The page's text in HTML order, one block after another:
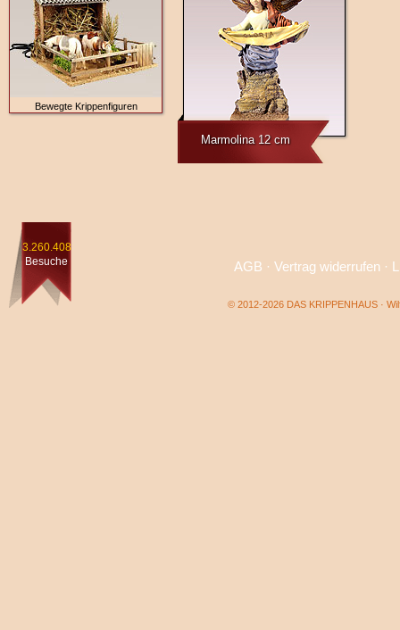
Bewegte Krippenfiguren
Marmolina 12 cm
3.260.408
Besuche
AGB · Vertrag widerrufen·
© 2012-2026 DAS KRIPPENHAUS ·